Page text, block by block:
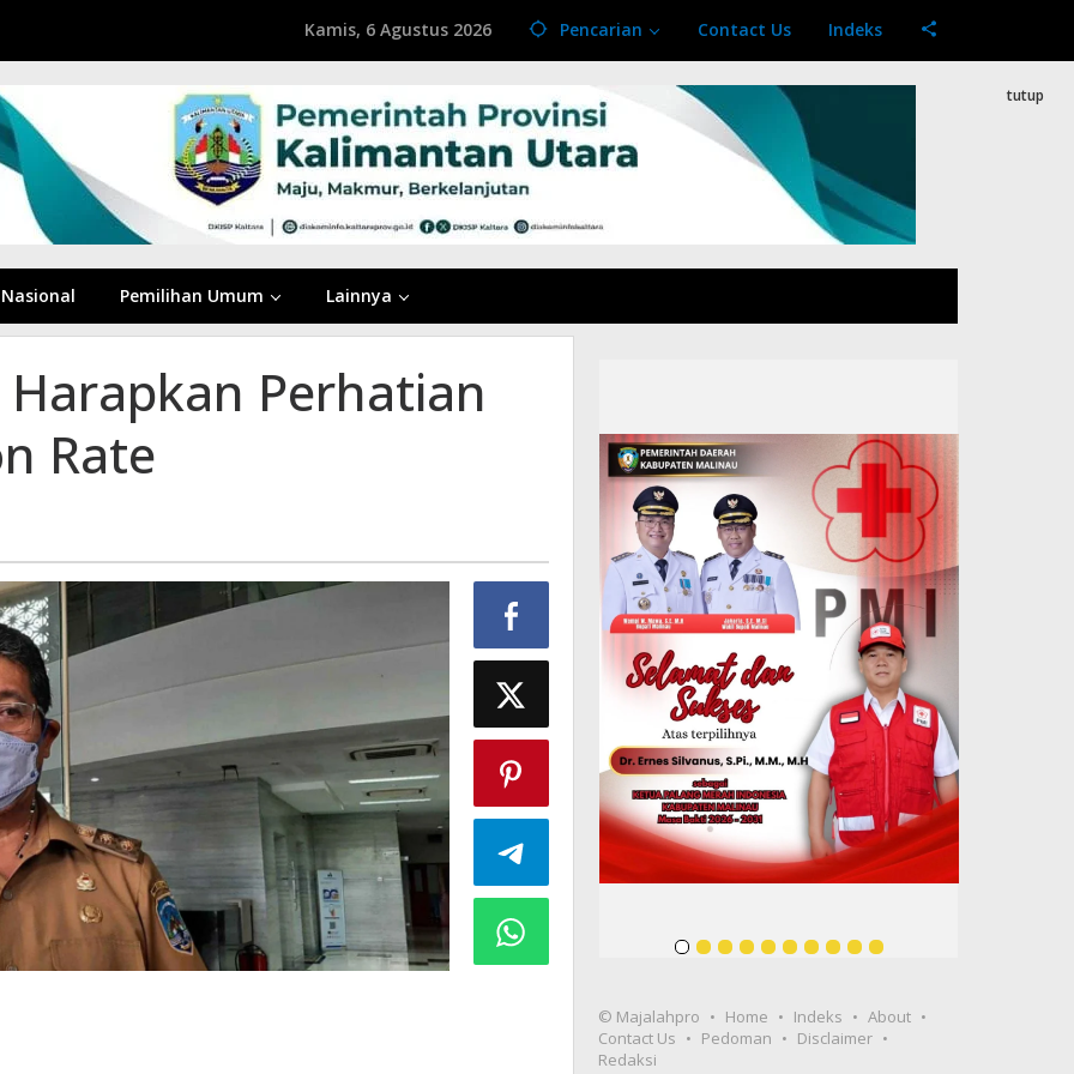
Kamis, 6 Agustus 2026 Pencarian Contact Us Indeks
Nasional Pemilihan Umum Lainnya
tutup
Perhatian
Rate
© Majalahpro Home Indeks
About
Contact Us
Pedoman
Disclaimer
Redaksi